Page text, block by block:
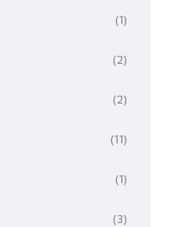
(1)
(2)
(2)
(11)
(1)
(3)